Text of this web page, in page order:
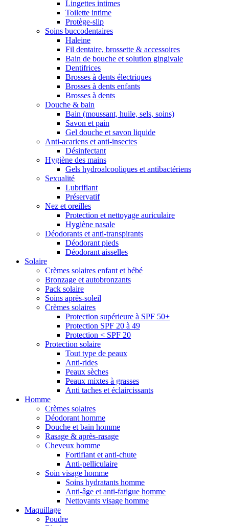
Lingettes intimes
Toilette intime
Protège-slip
Soins buccodentaires
Haleine
Fil dentaire, brossette & accessoires
Bain de bouche et solution gingivale
Dentifrices
Brosses à dents électriques
Brosses à dents enfants
Brosses à dents
Douche & bain
Bain (moussant, huile, sels, soins)
Savon et pain
Gel douche et savon liquide
Anti-acariens et anti-insectes
Désinfectant
Hygiène des mains
Gels hydroalcooliques et antibactériens
Sexualité
Lubrifiant
Préservatif
Nez et oreilles
Protection et nettoyage auriculaire
Hygiène nasale
Déodorants et anti-transpirants
Déodorant pieds
Déodorant aisselles
Solaire
Crèmes solaires enfant et bébé
Bronzage et autobronzants
Pack solaire
Soins après-soleil
Crèmes solaires
Protection supérieure à SPF 50+
Protection SPF 20 à 49
Protection < SPF 20
Protection solaire
Tout type de peaux
Anti-rides
Peaux sèches
Peaux mixtes à grasses
Anti taches et éclaircissants
Homme
Crèmes solaires
Déodorant homme
Douche et bain homme
Rasage & après-rasage
Cheveux homme
Fortifiant et anti-chute
Anti-pelliculaire
Soin visage homme
Soins hydratants homme
Anti-âge et anti-fatigue homme
Nettoyants visage homme
Maquillage
Poudre